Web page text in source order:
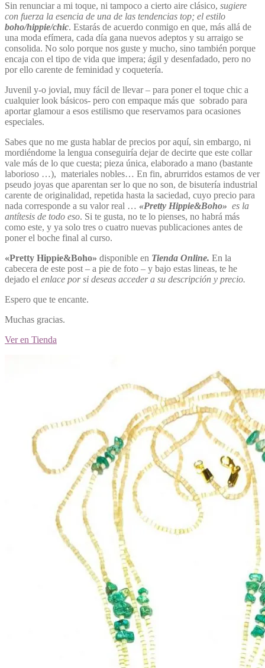
Sin renunciar a mi toque, ni tampoco a cierto aire clásico, sugiere
con fuerza la esencia de una de las tendencias top; el estilo
boho/hippie/chic. Estarás de acuerdo conmigo en que, más allá de
una moda efímera, cada día gana nuevos adeptos y su arraigo se
consolida. No solo porque nos guste y mucho, sino también porque
encaja con el tipo de vida que impera; ágil y desenfadado, pero no
por ello carente de feminidad y coquetería.
Juvenil y-o jovial, muy fácil de llevar – para poner el toque chic a
cualquier look básicos- pero con empaque más que sobrado para
aportar glamour a esos estilismo que reservamos para ocasiones
especiales.
Sabes que no me gusta hablar de precios por aquí, sin embargo, ni
mordiéndome la lengua conseguiría dejar de decirte que este collar
vale más de lo que cuesta; pieza única, elaborado a mano (bastante
laborioso …), materiales nobles… En fin, abrurridos estamos de ver
pseudo joyas que aparentan ser lo que no son, de bisutería industrial
carente de originalidad, repetida hasta la saciedad, cuyo precio para
nada corresponde a su valor real … «Pretty Hippie&Boho» es la
antítesis de todo eso. Si te gusta, no te lo pienses, no habrá más
como este, y ya solo tres o cuatro nuevas publicaciones antes de
poner el boche final al curso.
«Pretty Hippie&Boho» disponible en Tienda Online. En la
cabecera de este post – a pie de foto – y bajo estas lineas, te he
dejado el enlace por si deseas acceder a su descripción y precio.
Espero que te encante.
Muchas gracias.
Ver en Tienda